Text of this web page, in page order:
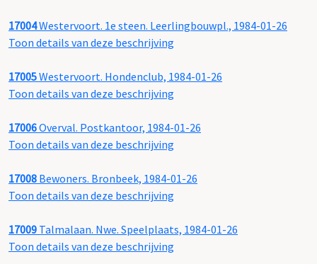
17004Westervoort. 1e steen. Leerlingbouwpl., 1984-01-26
Toon details van deze beschrijving
17005Westervoort. Hondenclub, 1984-01-26
Toon details van deze beschrijving
17006Overval. Postkantoor, 1984-01-26
Toon details van deze beschrijving
17008 Bewoners. Bronbeek, 1984-01-26
Toon details van deze beschrijving
17009 Talmalaan. Nwe. Speelplaats, 1984-01-26
Toon details van deze beschrijving